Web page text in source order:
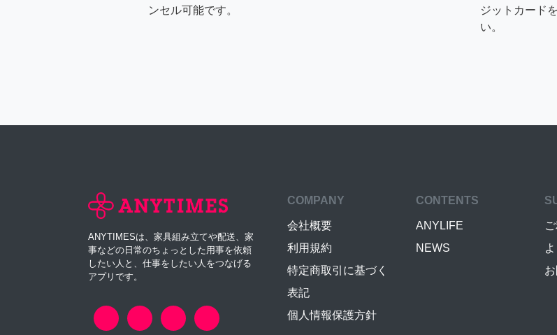
ンセル可能です。
ジットカード
い。
ANYTIMESは、家具組み立てや配送、家
事などの日常のちょっとした用事を依頼
したい人と、仕事をしたい人をつなげる
アプリです。
COMPANY
会社概要
利用規約
特定商取引に基づく
表記
個人情報保護方針
CONTENTS
ANYLIFE
NEWS